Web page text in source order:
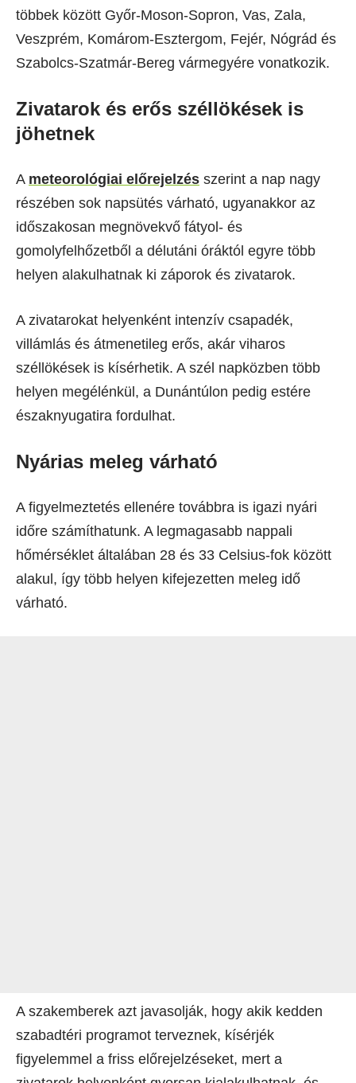
többek között Győr-Moson-Sopron, Vas, Zala,
Veszprém, Komárom-Esztergom, Fejér, Nógrád és
Szabolcs-Szatmár-Bereg vármegyére vonatkozik.
Zivatarok és erős széllökések is
jöhetnek
A meteorológiai előrejelzés szerint a nap nagy
részében sok napsütés várható, ugyanakkor az
időszakosan megnövekvő fátyol- és
gomolyfelhőzetből a délutáni óráktól egyre több
helyen alakulhatnak ki záporok és zivatarok.
A zivatarokat helyenként intenzív csapadék,
villámlás és átmenetileg erős, akár viharos
széllökések is kísérhetik. A szél napközben több
helyen megélénkül, a Dunántúlon pedig estére
északnyugatira fordulhat.
Nyárias meleg várható
A figyelmeztetés ellenére továbbra is igazi nyári
időre számíthatunk. A legmagasabb nappali
hőmérséklet általában 28 és 33 Celsius-fok között
alakul, így több helyen kifejezetten meleg idő
várható.
A szakemberek azt javasolják, hogy akik kedden
szabadtéri programot terveznek, kísérjék
figyelemmel a friss előrejelzéseket, mert a